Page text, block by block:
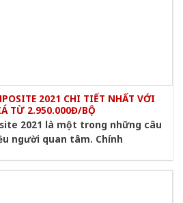
2021 CHI TIẾT NHẤT VỚI
TỪ 2.950.000Đ/BỘ
2021 là một trong những câu
người quan tâm. Chính